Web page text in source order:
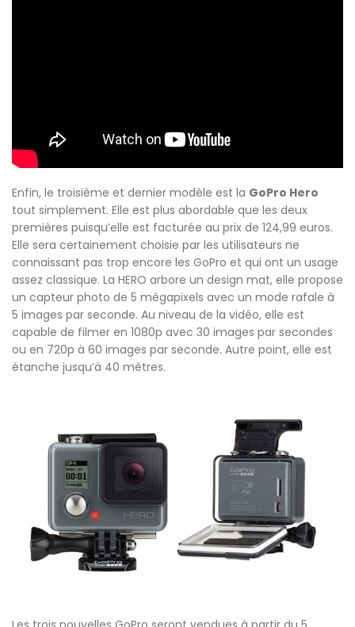
Enfin, le troisième et dernier modèle est la GoPro Hero
tout simplement. Elle est plus abordable que les deux
premières puisqu’elle est facturée au prix de 124,99 euros.
Elle sera certainement choisie par les utilisateurs ne
connaissant pas trop encore les GoPro et qui ont un usage
assez classique. La HERO arbore un design mat, elle propose
un capteur photo de 5 mégapixels avec un mode rafale à
5 images par seconde. Au niveau de la vidéo, elle est
capable de filmer en 1080p avec 30 images par secondes
ou en 720p à 60 images par seconde. Autre point, elle est
étanche jusqu’à 40 mètres.